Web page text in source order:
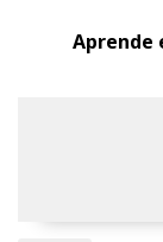
Aprende